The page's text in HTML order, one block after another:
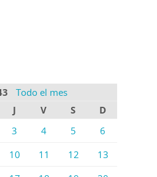
Todo el mes
J V S
D
3 4 5
6
10 11 12
13